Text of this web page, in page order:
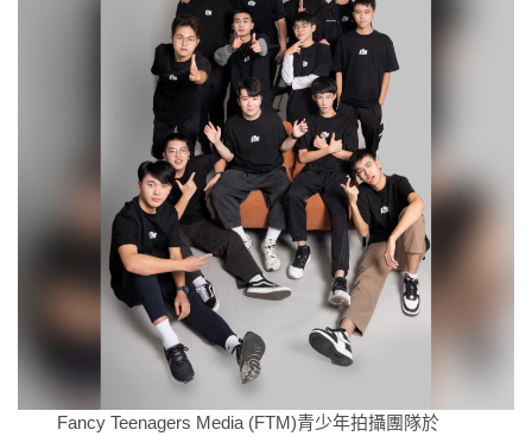
Fancy Teenagers Media (FTM)青少年拍攝團隊於